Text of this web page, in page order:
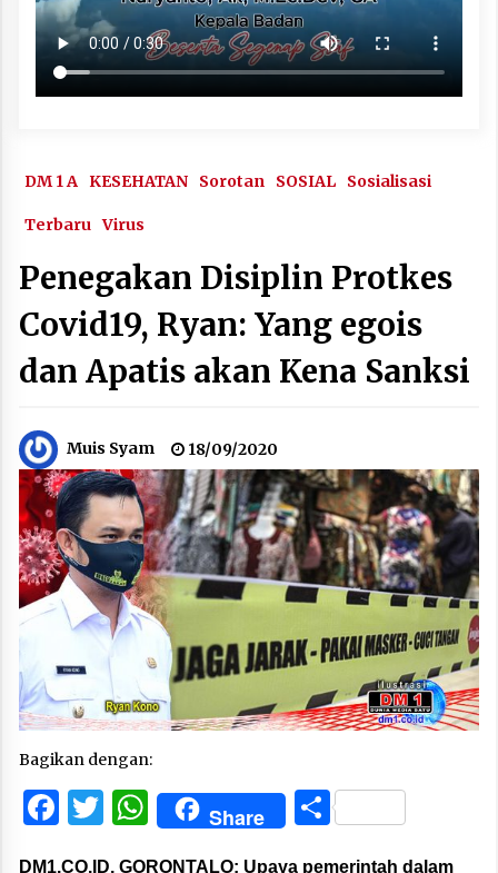
DM 1 A KESEHATAN Sorotan SOSIAL Sosialisasi
Terbaru Virus
Penegakan Disiplin Protkes
Covid19, Ryan: Yang egois
dan Apatis akan Kena Sanksi
Muis Syam 18/09/2020
Bagikan dengan:
Facebook
Twitter
WhatsApp
Share Share
DM1.CO.ID, GORONTALO: Upaya pemerintah dalam